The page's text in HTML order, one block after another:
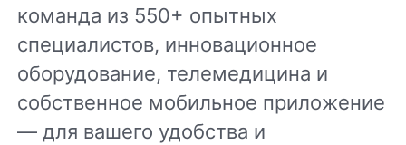
команда из 550+ опытных
специалистов, инновационное
оборудование, телемедицина и
собственное мобильное приложение
— для вашего удобства и